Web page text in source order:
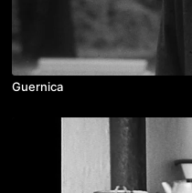
Guernica